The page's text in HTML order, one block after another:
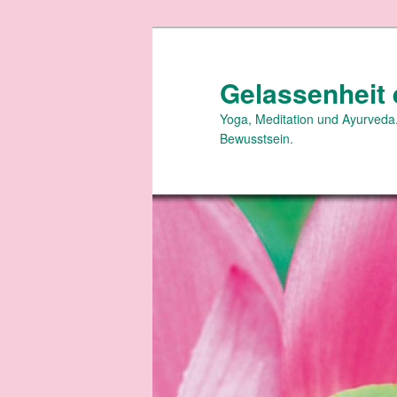
Gelassenheit
Yoga, Meditation und
Bewusstsein.